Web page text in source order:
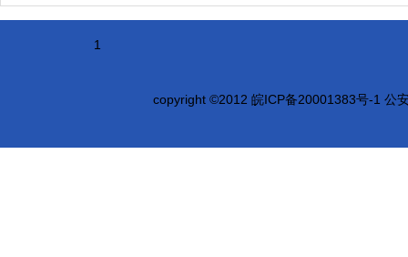
1
copyright ©2012 皖ICP备20001383号-1 公